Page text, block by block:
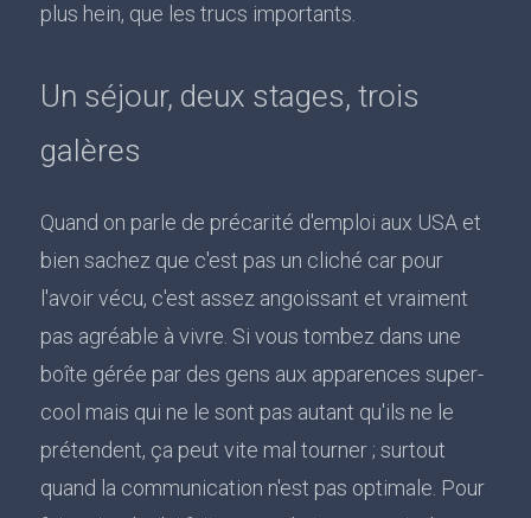
plus hein, que les trucs importants.
Un séjour, deux stages, trois
galères
Quand on parle de précarité d'emploi aux USA et
bien sachez que c'est pas un cliché car pour
l'avoir vécu, c'est assez angoissant et vraiment
pas agréable à vivre. Si vous tombez dans une
boîte gérée par des gens aux apparences super-
cool mais qui ne le sont pas autant qu'ils ne le
prétendent, ça peut vite mal tourner ; surtout
quand la communication n'est pas optimale. Pour